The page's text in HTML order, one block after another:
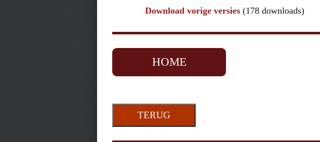
Download vorige versies (178 downloads)
HOME
TERUG